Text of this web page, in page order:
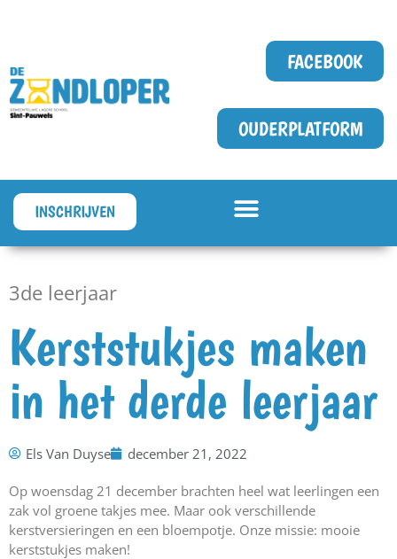
FACEBOOK
OUDERPLATFORM
INSCHRIJVEN
3de leerjaar
Kerststukjes maken
in het derde leerjaar
Els Van Duyse december 21, 2022
Op woensdag 21 december brachten heel wat leerlingen een
zak vol groene takjes mee. Maar ook verschillende
kerstversieringen en een bloempotje. Onze missie: mooie
kerststukjes maken!